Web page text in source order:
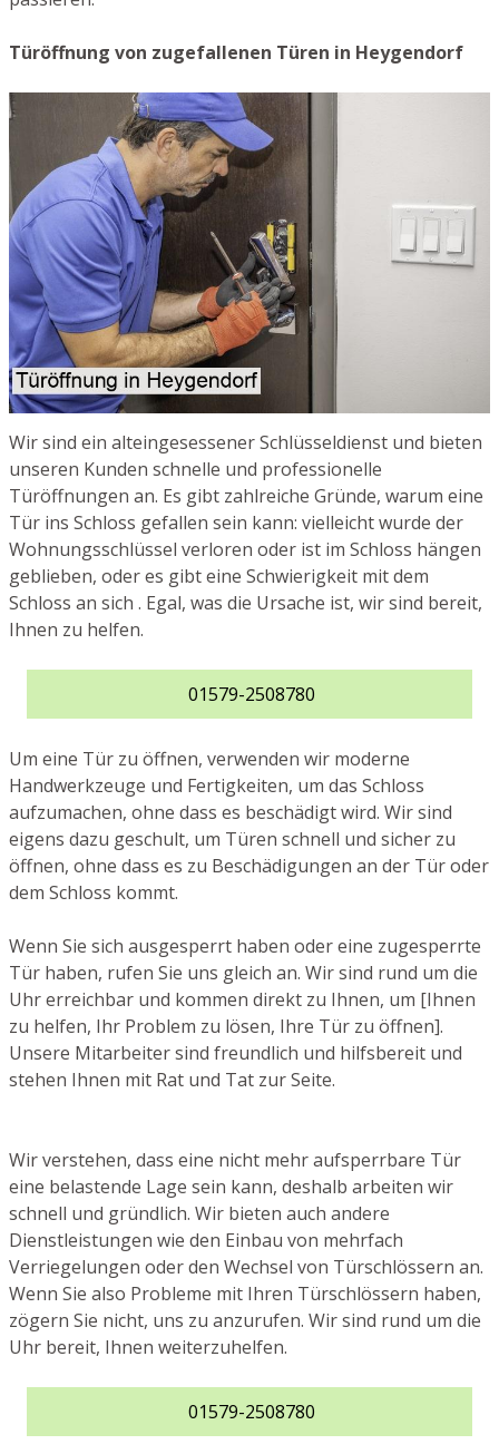
Türöffnung von zugefallenen Türen in Heygendorf
Wir sind ein alteingesessener Schlüsseldienst und bieten
unseren Kunden schnelle und professionelle
Türöffnungen an. Es gibt zahlreiche Gründe, warum eine
Tür ins Schloss gefallen sein kann: vielleicht wurde der
Wohnungsschlüssel verloren oder ist im Schloss hängen
geblieben, oder es gibt eine Schwierigkeit mit dem
Schloss an sich . Egal, was die Ursache ist, wir sind bereit,
Ihnen zu helfen.
01579-2508780
Um eine Tür zu öffnen, verwenden wir moderne
Handwerkzeuge und Fertigkeiten, um das Schloss
aufzumachen, ohne dass es beschädigt wird. Wir sind
eigens dazu geschult, um Türen schnell und sicher zu
öffnen, ohne dass es zu Beschädigungen an der Tür oder
dem Schloss kommt.
Wenn Sie sich ausgesperrt haben oder eine zugesperrte
Tür haben, rufen Sie uns gleich an. Wir sind rund um die
Uhr erreichbar und kommen direkt zu Ihnen, um [Ihnen
zu helfen, Ihr Problem zu lösen, Ihre Tür zu öffnen].
Unsere Mitarbeiter sind freundlich und hilfsbereit und
stehen Ihnen mit Rat und Tat zur Seite.
Wir verstehen, dass eine nicht mehr aufsperrbare Tür
eine belastende Lage sein kann, deshalb arbeiten wir
schnell und gründlich. Wir bieten auch andere
Dienstleistungen wie den Einbau von mehrfach
Verriegelungen oder den Wechsel von Türschlössern an.
Wenn Sie also Probleme mit Ihren Türschlössern haben,
zögern Sie nicht, uns zu anzurufen. Wir sind rund um die
Uhr bereit, Ihnen weiterzuhelfen.
01579-2508780